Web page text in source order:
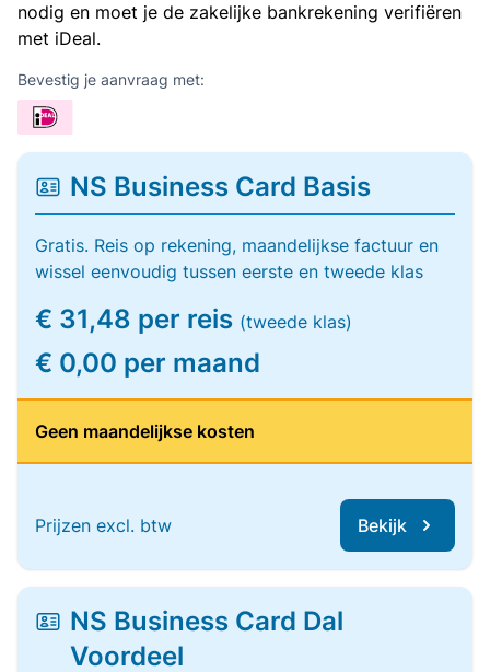
nodig en moet je de zakelijke bankrekening verifiëren
met iDeal.
Bevestig je aanvraag met:
NS Business Card Basis
Gratis. Reis op rekening, maandelijkse factuur en
wissel eenvoudig tussen eerste en tweede klas
€ 31,48 per reis (tweede klas)
€ 0,00 per maand
Geen maandelijkse kosten
Prijzen excl. btw Bekijk
NS Business Card Dal
Voordeel